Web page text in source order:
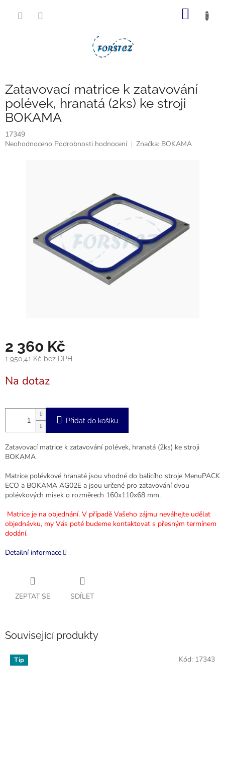
Zatavovací matrice k zatavování
polévek, hranatá (2ks) ke stroji
BOKAMA
17349
Průměrné
Neohodnoceno Podrobnosti hodnocení Značka: BOKAMA
2 360 Kč
1 950,41 Kč bez DPH
cena:
Na dotaz
Přidat do košíku
Zatavovací matrice k zatavování polévek, hranatá (2ks) ke stroji
BOKAMA
Matrice polévkové hranaté jsou vhodné do balicího stroje MenuPACK
ECO a BOKAMA AG02E a jsou určené pro zatavování dvou
polévkových misek o rozměrech 160x110x68 mm.
Matrice je na objednání. V případě Vašeho zájmu neváhejte udělat
objednávku, my Vás poté budeme kontaktovat s přesným termínem
dodání.
Detailní informace
ZEPTAT SE SDÍLET
Související produkty
Tip Kód: 17343